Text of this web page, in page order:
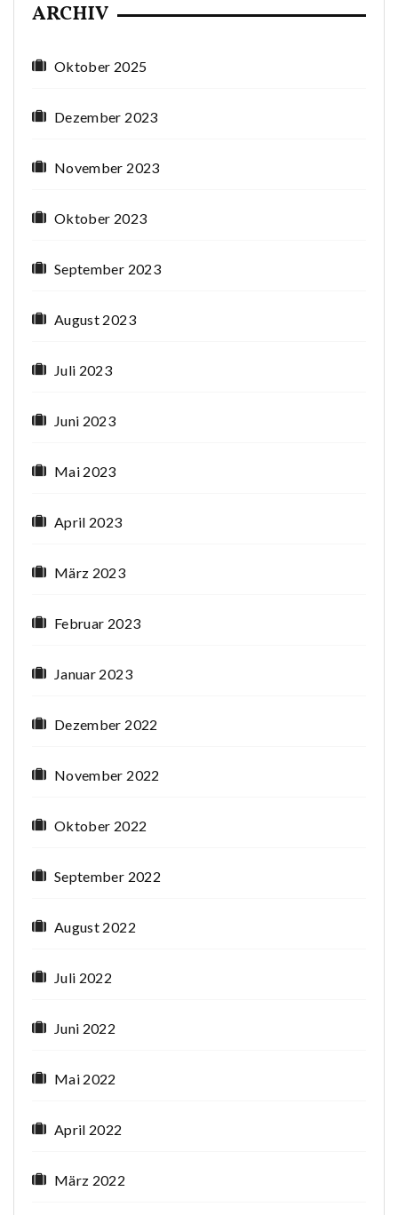
ARCHIV
Oktober 2025
Dezember 2023
November 2023
Oktober 2023
September 2023
August 2023
Juli 2023
Juni 2023
Mai 2023
April 2023
März 2023
Februar 2023
Januar 2023
Dezember 2022
November 2022
Oktober 2022
September 2022
August 2022
Juli 2022
Juni 2022
Mai 2022
April 2022
März 2022